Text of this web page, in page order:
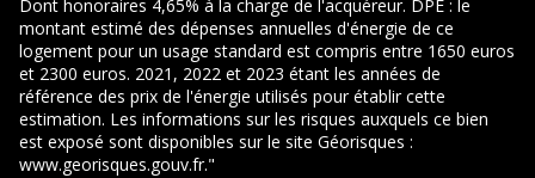
Dont honoraires 4,65% à la charge de l'acquéreur. DPE : le
montant estimé des dépenses annuelles d'énergie de ce
logement pour un usage standard est compris entre 1650 euros
et 2300 euros. 2021, 2022 et 2023 étant les années de
référence des prix de l'énergie utilisés pour établir cette
estimation. Les informations sur les risques auxquels ce bien
est exposé sont disponibles sur le site Géorisques :
www.georisques.gouv.fr."